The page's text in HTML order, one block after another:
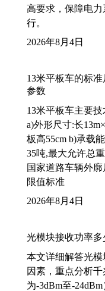
高要求，保障电力
行。
2026年8月4日
13米平板车的标
参数
13米平板车主要
a)外形尺寸:长
板高55cm b)承载
35吨,最大允许总
国家道路车辆外
限值标准
2026年8月4日
光模块接收功率多
本文详细解答光
因素，重点分析
为-3dBm至-